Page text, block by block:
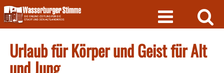
Skip
to
content
Urlaub für Körper und Geist für Alt
und Jung